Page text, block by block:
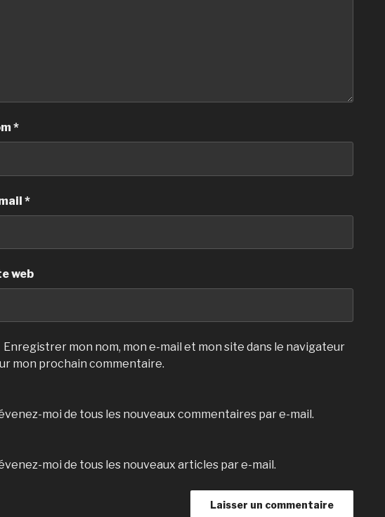
*
*
web
Enregistrer mon nom, mon e-mail et mon site dans le navigateur
mon prochain commentaire.
moi de tous les nouveaux commentaires par e-mail.
moi de tous les nouveaux articles par e-mail.